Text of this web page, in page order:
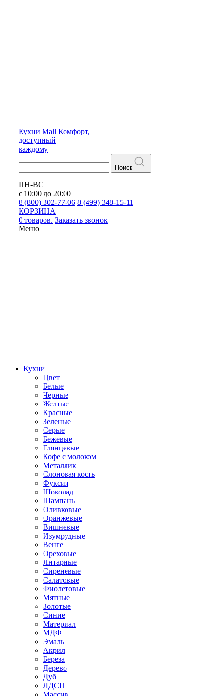
Кухни Mall Комфорт,
доступный
каждому
Поиск
ПН-ВС
с 10:00 до 20:00
8 (800) 302-77-06 8 (499) 348-15-11
КОРЗИНА
0 товаров. Заказать звонок
Меню
Кухни
Цвет
Белые
Черные
Желтые
Красные
Зеленые
Серые
Бежевые
Глянцевые
Кофе с молоком
Металлик
Слоновая кость
Фуксия
Шоколад
Шампань
Оливковые
Оранжевые
Вишневые
Изумрудные
Венге
Ореховые
Янтарные
Сиреневые
Салатовые
Фиолетовые
Мятные
Золотые
Синие
Материал
МДФ
Эмаль
Акрил
Береза
Дерево
Дуб
ЛДСП
Массив